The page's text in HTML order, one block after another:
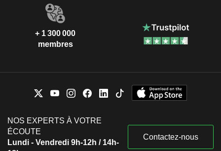
+ 1 300 000
membres
NOS EXPERTS À VOTRE
ÉCOUTE
Lundi - Vendredi 9h-12h / 14h-
Contactez-nous